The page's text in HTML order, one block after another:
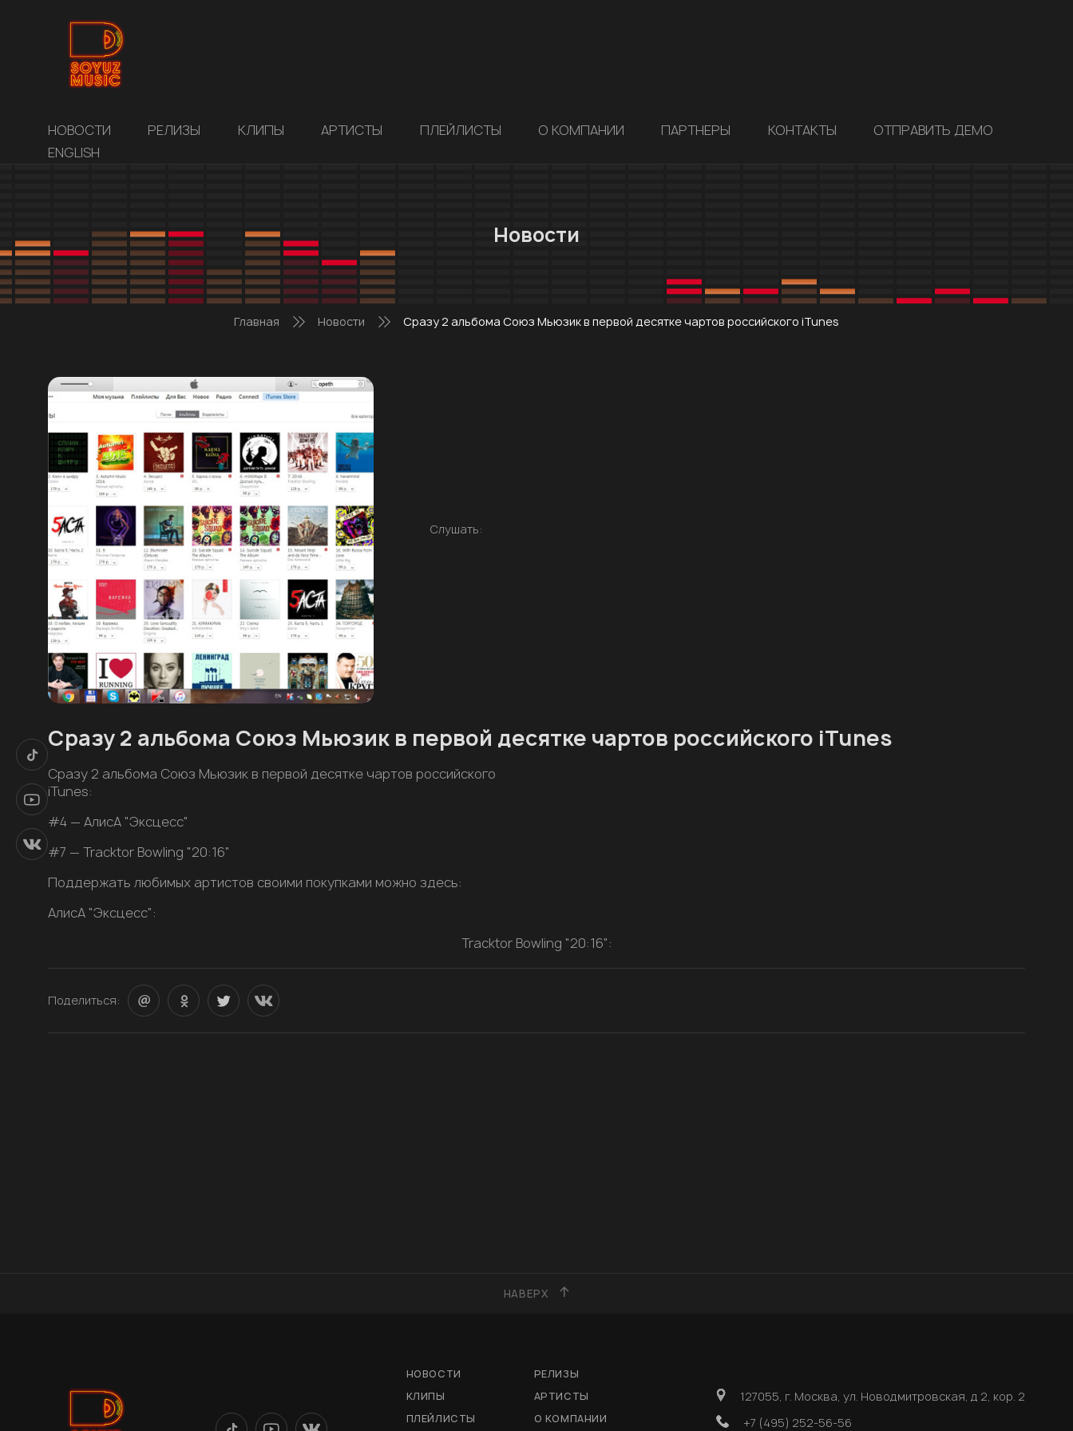
НОВОСТИ РЕЛИЗЫ КЛИПЫ АРТИСТЫ ПЛЕЙЛИСТЫ О КОМПАНИИ ПАРТНЕРЫ КОНТАКТЫ
ОТПРАВИТЬ ДЕМО
ENGLISH
Новости
Главная Новости Сразу 2 альбома Союз Мьюзик в первой десятке чартов российского iTunes
Слушать:
Сразу 2 альбома Союз Мьюзик в первой десятке чартов российского iTunes
Сразу 2 альбома Союз Мьюзик в первой десятке чартов российского
iTunes:
#4 — АлисА "Эксцесс"
#7 — Tracktor Bowling "20:16"
Поддержать любимых артистов своими покупками можно здесь:
АлисА "Эксцесс":
Tracktor Bowling "20:16":
Поделиться:
НАВЕРХ
НОВОСТИ
РЕЛИЗЫ
КЛИПЫ
АРТИСТЫ
ПЛЕЙЛИСТЫ
О КОМПАНИИ
127055, г. Москва, ул. Новодмитровская, д 2, кор. 2
+7 (495) 252-56-56